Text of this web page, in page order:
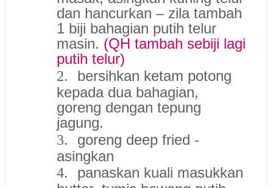
dan hancurkan – zila tambah
1 biji bahagian putih telur
masin. (QH tambah sebiji lagi
putih telur)
2.
bersihkan ketam potong
kepada dua bahagian,
goreng dengan tepung
jagung.
3.
goreng deep fried -
asingkan
4.
panaskan kuali masukkan